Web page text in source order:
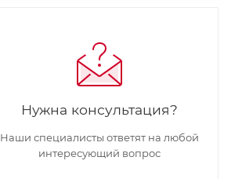
Нужна консультация?
Наши специалисты ответят на любой
интересующий вопрос